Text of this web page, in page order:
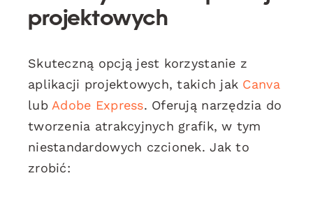
projektowych
Skuteczną opcją jest korzystanie z
aplikacji projektowych, takich jak Canva
lub Adobe Express. Oferują narzędzia do
tworzenia atrakcyjnych grafik, w tym
niestandardowych czcionek. Jak to
zrobić: